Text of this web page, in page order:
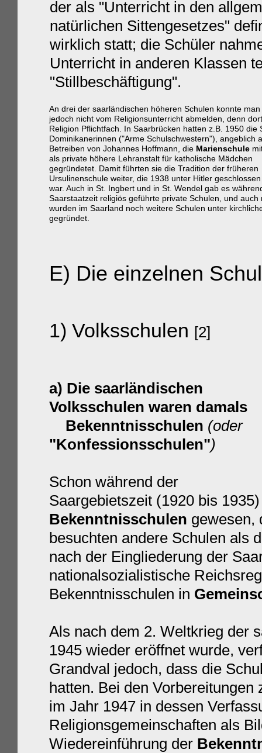
der als "Unterricht in den
natürlichen Sittengesetzes"
wirklich statt; die Schüler
Unterricht in anderen Klassen
"Stillbeschäftigung".
An drei der saarländischen höheren Schulen konnte man
jedoch nicht vom Religionsunterricht abmelden, denn
Religion Pflichtfach. In Saarbrücken hatten z.B. 1950 die
Dominikanerinnen ("Arme Schulschwestern"), angeblich
Betreiben von Johannes Hoffmann, die Marienschule
als private höhere Lehranstalt für katholische Mädchen
gegründetet. Damit führten sie die Tradition der früheren
Ursulinenschule weiter, die 1938 unter Hitler
war. Auch in St. Ingbert und in St. Wendel gab es
Saarstaatzeit religiös geführte private Schulen, und auch
wurden im Saarland noch weitere Schulen unter
gegründet.
E) Die einzelnen
1) Volksschulen [2]
a) Die saarländischen
Volksschulen waren damals
Bekenntnisschulen (oder
"Konfessionsschulen")
Schon während der
Saargebietszeit (1920 bis
Bekenntnisschulen gewesen,
besuchten andere Schulen als
nach der Eingliederung der
nationalsozialistische
Bekenntnisschulen in
Als nach dem 2. Weltkrieg der
1945 wieder eröffnet wurde,
Grandval jedoch, dass die
hatten. Bei den
im Jahr 1947 in dessen
Religionsgemeinschaften als
Wiedereinführung der